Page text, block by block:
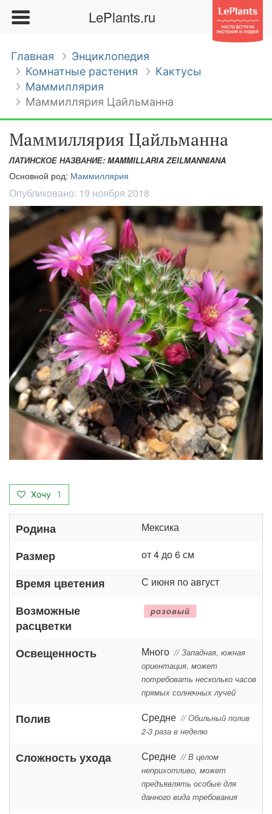
LePlants.ru
Главная
Энциклопедия
Комнатные растения
Кактусы
Маммиллярия
Маммиллярия Цайльманна
Маммиллярия Цайльманна
ЛАТИНСКОЕ НАЗВАНИЕ: MAMMILLARIA ZEILMANNIANA
Основной род: Маммиллярия
Опубликовано: 19 ноября 2018
Хочу 1
Родина Мексика
Размер от 4 до 6 см
Время цветения С июня по август
Возможные
расцветки
розовый
Освещенность Много // Западная, южная
ориентация, может
потребовать несколько часов
прямых солнечных лучей
Полив Средне // Обильный полив
2-3 раза в неделю
Сложность ухода Средне // В целом
неприхотливо, может
предъявлять особые для
данного вида требования